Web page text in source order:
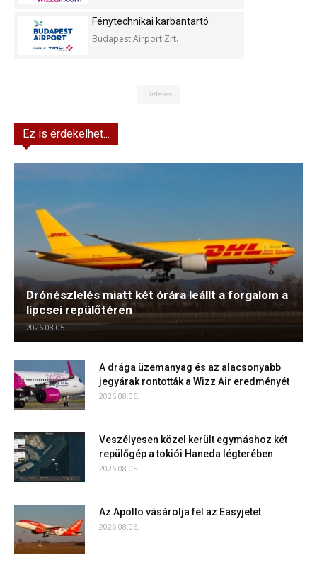
Fénytechnikai karbantartó
Budapest Airport Zrt.
Hirdetés
Ez is érdekelhet...
Drónészlelés miatt két órára leállt a forgalom a
lipcsei repülőtéren
2026.08.05.
A drága üzemanyag és az alacsonyabb
jegyárak rontották a Wizz Air eredményét
2026.08.06.
Veszélyesen közel került egymáshoz két
repülőgép a tokiói Haneda légterében
2026.08.05.
Az Apollo vásárolja fel az Easyjetet
2026.08.06.